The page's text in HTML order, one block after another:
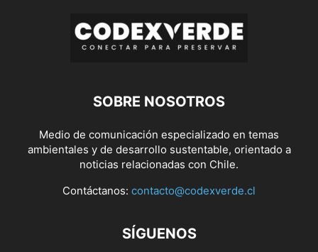
SOBRE NOSOTROS
Medio de comunicación especializado en temas
ambientales y de desarrollo sustentable, orientado a
noticias relacionadas con Chile.
Contáctanos: contacto@codexverde.cl
SÍGUENOS